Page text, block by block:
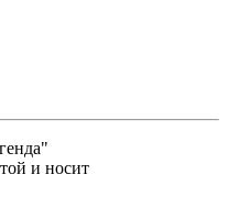
и носит